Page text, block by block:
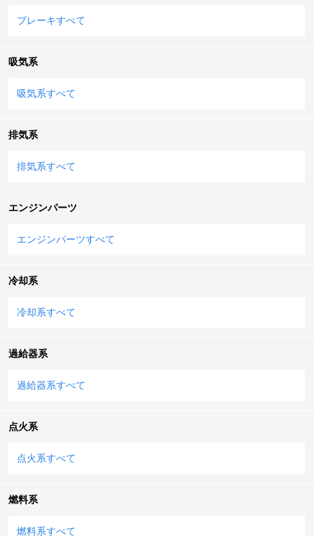
ブレーキすべて
吸気系
吸気系すべて
排気系
排気系すべて
エンジンパーツ
エンジンパーツすべて
冷却系
冷却系すべて
過給器系
過給器系すべて
点火系
点火系すべて
燃料系
燃料系すべて